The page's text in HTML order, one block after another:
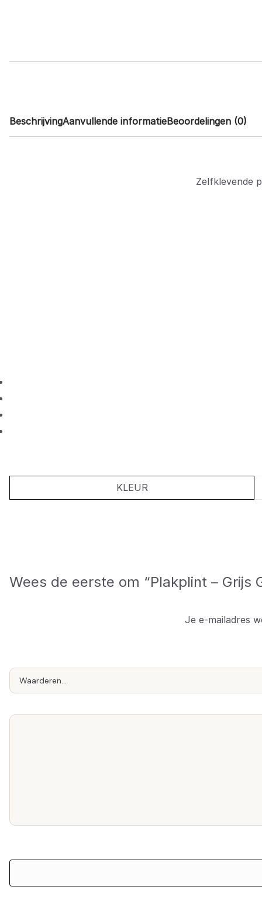
BeschrijvingAanvullende informatieBeoordelingen (0)
Zelfklevende
KLEUR
Wees de eerste om “Plakplint – Grijs
Je e-mailadres